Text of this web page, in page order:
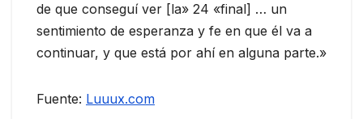
de que conseguí ver [la» 24 «final] … un
sentimiento de esperanza y fe en que él va a
continuar, y que está por ahí en alguna parte.»
Fuente: Luuux.com